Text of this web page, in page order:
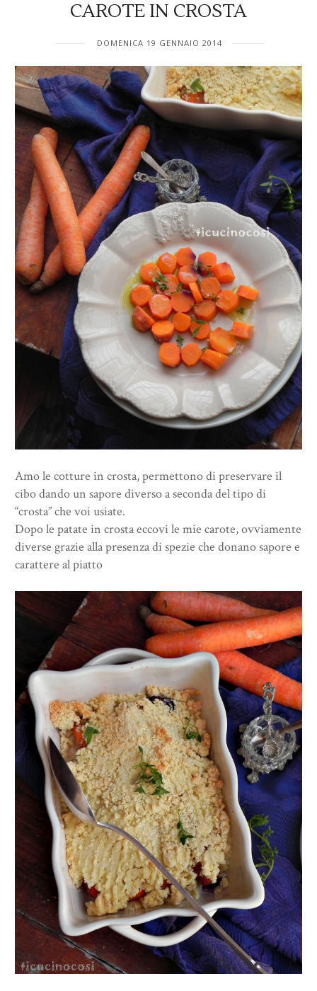
CAROTE IN CROSTA
DOMENICA 19 GENNAIO 2014
Amo le cotture in crosta, permettono di preservare il
cibo dando un sapore diverso a seconda del tipo di
“crosta” che voi usiate.
Dopo le patate in crosta eccovi le mie carote, ovviamente
diverse grazie alla presenza di spezie che donano sapore e
carattere al piatto